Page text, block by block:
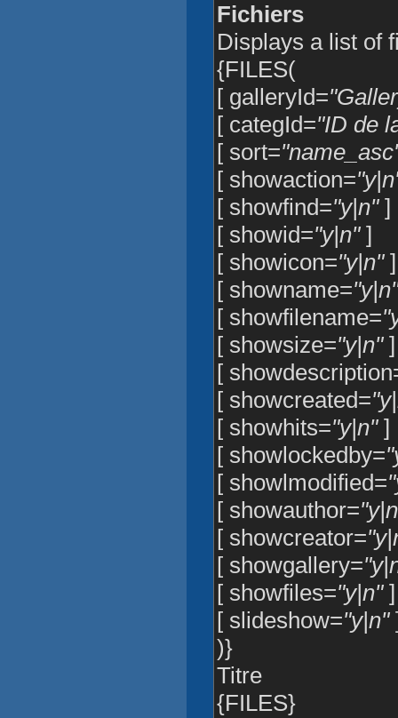
Fichiers
Displays a list of
{FILES(
[ galleryId=
[ categId="ID de
[ sort=
[ showaction=
[ showfind="y|n"]
[ showid="y|n"]
[ showicon="y|n"]
[ showname="y|n"
[ showfilename=
[ showsize="y|n"]
[
[ showcreated=
[ showhits="y|n"]
[ showlockedby=
[ showlmodified=
[ showauthor=
[ showcreator=
[ showgallery=
[ showfiles="y|n"]
[ slideshow="y|n"
)}
Titre
{FILES}